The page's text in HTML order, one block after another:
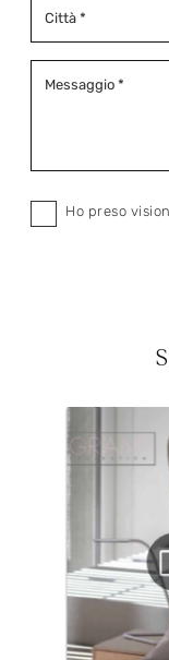
Ho preso